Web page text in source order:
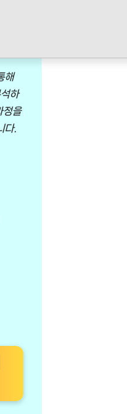
해
하
정을
다.